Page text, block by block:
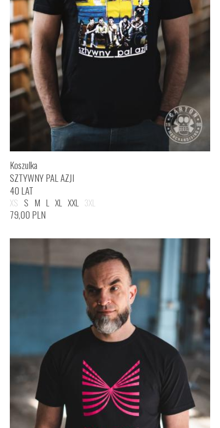
Koszulka
SZTYWNY PAL AZJI
40 LAT
XS S M L XL XXL 3XL
79,00 PLN